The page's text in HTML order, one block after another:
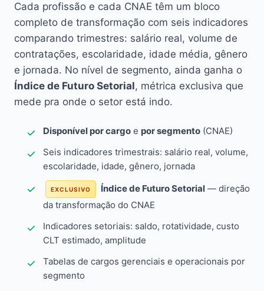
Cada profissão e cada CNAE têm um bloco
completo de transformação com seis indicadores
comparando trimestres: salário real, volume de
contratações, escolaridade, idade média, gênero
e jornada. No nível de segmento, ainda ganha o
Índice de Futuro Setorial, métrica exclusiva que
mede pra onde o setor está indo.
Disponível por cargo e por segmento (CNAE)
Seis indicadores trimestrais: salário real, volume,
escolaridade, idade, gênero, jornada
EXCLUSIVO Índice de Futuro Setorial — direção
da transformação do CNAE
Indicadores setoriais: saldo, rotatividade, custo
CLT estimado, amplitude
Tabelas de cargos gerenciais e operacionais por
segmento